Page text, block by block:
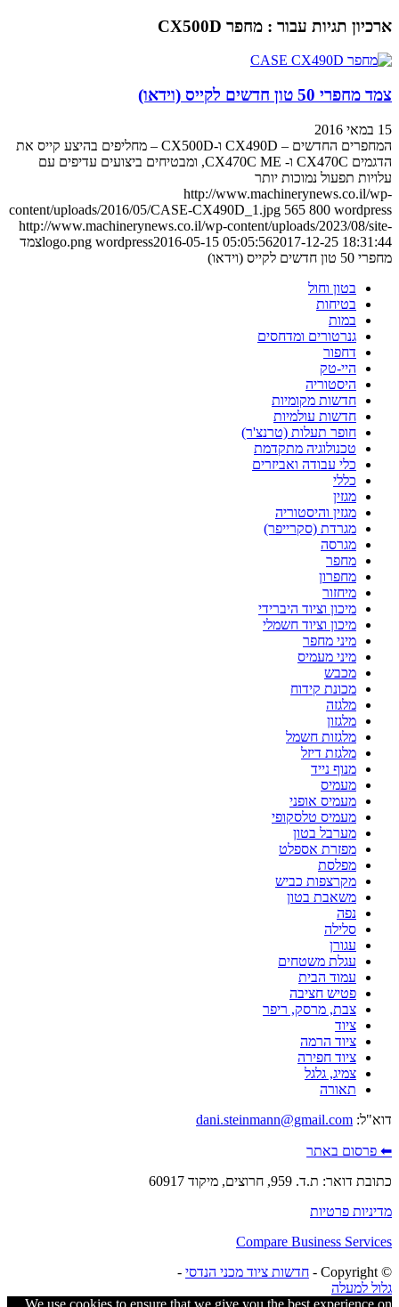
ארכיון תגיות עבור : מחפר CX500D
צמד מחפרי 50 טון חדשים לקייס (וידאו)
15 במאי 2016
המחפרים החדשים – CX490D ו-CX500D – מחליפים בהיצע קייס את
הדגמים CX470C ו- CX470C ME, ומבטיחים ביצועים עדיפים עם
עלויות תפעול נמוכות יותר
http://www.machinerynews.co.il/wp-
content/uploads/2016/05/CASE-CX490D_1.jpg 565 800 wordpress
http://www.machinerynews.co.il/wp-content/uploads/2023/08/site-
logo.png wordpress2016-05-15 05:05:562017-12-25 18:31:44
צמד
מחפרי 50 טון חדשים לקייס (וידאו)
בטון וחול
בטיחות
במות
גנרטורים ומדחסים
דחפור
היי-טק
היסטוריה
חדשות מקומיות
חדשות עולמיות
חופר תעלות (טרנצ'ר)
טכנולוגיה מתקדמת
כלי עבודה ואביזרים
כללי
מגזין
מגזין והיסטוריה
מגרדת (סקרייפר)
מגרסה
מחפר
מחפרון
מיחזור
מיכון וציוד היברידי
מיכון וציוד חשמלי
מיני מחפר
מיני מעמיס
מכבש
מכונת קידוח
מלגזה
מלגזון
מלגזות חשמל
מלגזת דיזל
מנוף נייד
מעמיס
מעמיס אופני
מעמיס טלסקופי
מערבל בטון
מפזרת אספלט
מפלסת
מקרצפות כביש
משאבת בטון
נפה
סלילה
עגורן
עגלת משטחים
עמוד הבית
פטיש חציבה
צבת, מרסק, ריפר
ציוד
ציוד הרמה
ציוד חפירה
צמיג, גלגל
תאורה
דוא"ל: dani.steinmann@gmail.com
⬅ פרסום באתר
כתובת דואר: ת.ד. 959, חרוצים, מיקוד 60917
מדיניות פרטיות
Compare Business Services
© ‫Copyright -
חדשות ציוד מכני הנדסי -
גלול למעלה
We use cookies to ensure that we give you the best experience on